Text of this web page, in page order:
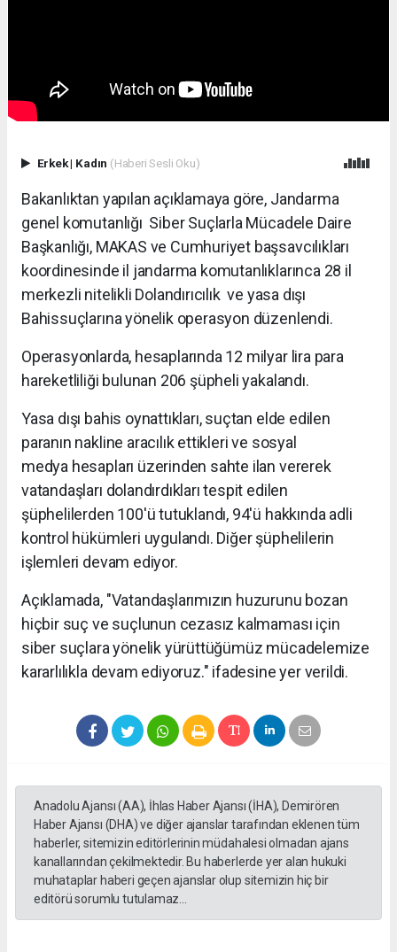
Erkek| Kadın (Haberi Sesli Oku)
Bakanlıktan yapılan açıklamaya göre, Jandarma
genel komutanlığı Siber Suçlarla Mücadele Daire
Başkanlığı, MAKAS ve Cumhuriyet başsavcılıkları
koordinesinde il jandarma komutanlıklarınca 28 il
merkezli nitelikli Dolandırıcılık ve yasa dışı
Bahissuçlarına yönelik operasyon düzenlendi.
Operasyonlarda, hesaplarında 12 milyar lira para
hareketliliği bulunan 206 şüpheli yakalandı.
Yasa dışı bahis oynattıkları, suçtan elde edilen
paranın nakline aracılık ettikleri ve sosyal
medya hesapları üzerinden sahte ilan vererek
vatandaşları dolandırdıkları tespit edilen
şüphelilerden 100'ü tutuklandı, 94'ü hakkında adli
kontrol hükümleri uygulandı. Diğer şüphelilerin
işlemleri devam ediyor.
Açıklamada, "Vatandaşlarımızın huzurunu bozan
hiçbir suç ve suçlunun cezasız kalmaması için
siber suçlara yönelik yürüttüğümüz mücadelemize
kararlılıkla devam ediyoruz." ifadesine yer verildi.
Anadolu Ajansı (AA), İhlas Haber Ajansı (İHA), Demirören
Haber Ajansı (DHA) ve diğer ajanslar tarafından eklenen tüm
haberler, sitemizin editörlerinin müdahalesi olmadan ajans
kanallarından çekilmektedir. Bu haberlerde yer alan hukuki
muhataplar haberi geçen ajanslar olup sitemizin hiç bir
editörü sorumlu tutulamaz...